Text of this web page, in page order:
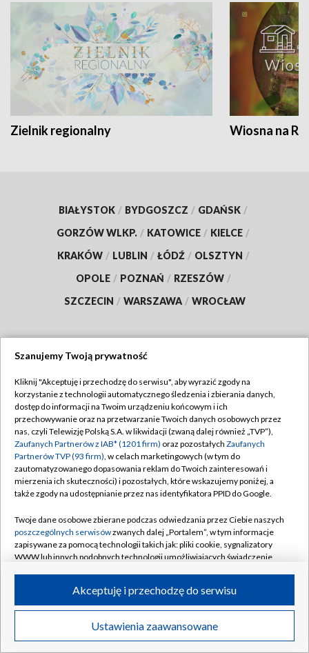
Zielnik regionalny Wiosna na
BIAŁYSTOK / BYDGOSZCZ / GDAŃSK /
GORZÓW WLKP. / KATOWICE / KIELCE /
KRAKÓW / LUBLIN / ŁÓDŹ / OLSZTYN /
OPOLE / POZNAŃ / RZESZÓW /
SZCZECIN / WARSZAWA / WROCŁAW
TVP
Abonament TVP
Emisja w TVP
Centrum informacji TVP
Naziemna Telewizja Cyfrowa
Rada Programowa
System NOS
Informacje o nadawcy
Program dla prasy
Ogłoszenie przetargowe
Regulamin TVP
Polityka prywatności
Moje zgody
Pomoc
Kontakt
Kanały
©2026 Telewizja Polska S.A. w likwidacji
Szanujemy Twoją prywatność
Kliknij "Akceptuję i przechodzę do serwisu", aby wyrazić zgody na
korzystanie z technologii automatycznego śledzenia i zbierania danych,
dostęp do informacji na Twoim urządzeniu końcowym i ich
przechowywanie oraz na przetwarzanie Twoich danych osobowych przez
nas, czyli Telewizję Polską S.A. w likwidacji (zwaną dalej również „TVP”),
Zaufanych Partnerów z IAB* (1201 firm) oraz pozostałych Zaufanych
Partnerów TVP (93 firm), w celach marketingowych (w tym do
zautomatyzowanego dopasowania reklam do Twoich zainteresowań i
mierzenia ich skuteczności) i pozostałych, które wskazujemy poniżej, a
także zgody na udostępnianie przez nas identyfikatora PPID do Google.
Twoje dane osobowe zbierane podczas odwiedzania przez Ciebie naszych
poszczególnych serwisówzwanych dalej „Portalem”, w tym informacje
zapisywane za pomocą technologii takich jak: pliki cookie, sygnalizatory
WWW lub innych podobnych technologii umożliwiających świadczenie
ruchu w Internecie.
Twoje dane osobowe zbierane podczas odwiedzania przez Ciebie
poszczególnych serwisówna Portalu, takie jak adresy IP, identyfikatory
Ustawienia zaawansowane
Akceptuję i przechodzę do serwisu